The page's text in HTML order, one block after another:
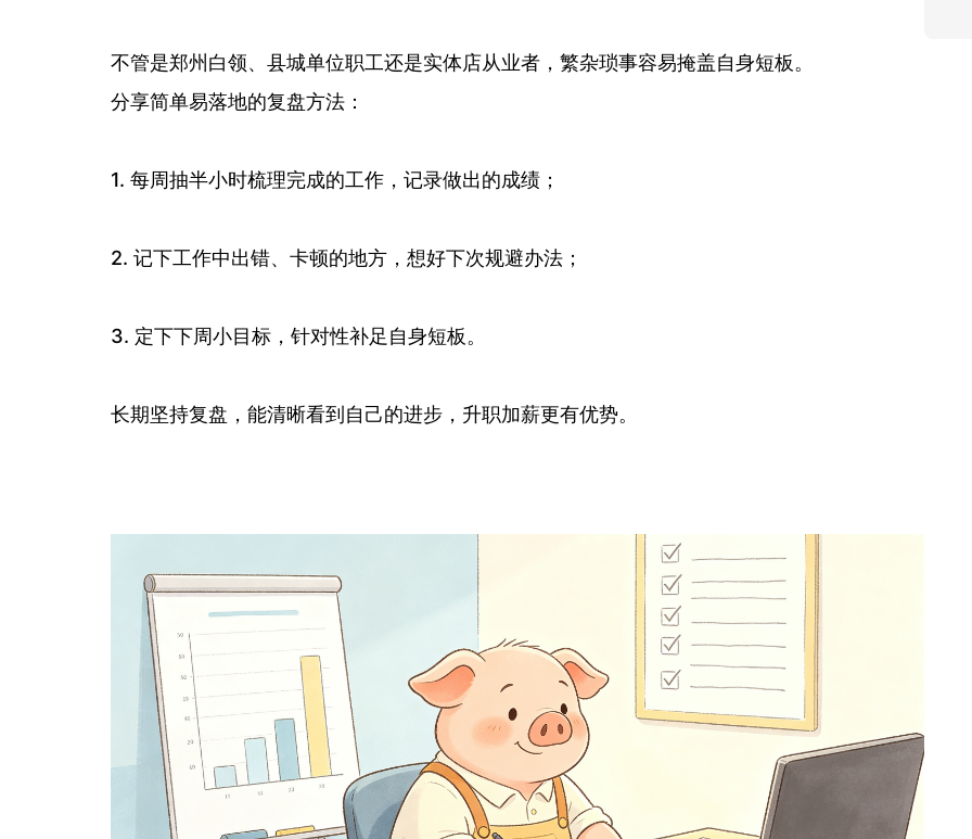
不管是郑州白领、县城单位职工还是实体店从业者，繁杂琐事容易掩盖自身短板。
分享简单易落地的复盘方法：
1. 每周抽半小时梳理完成的工作，记录做出的成绩；
2. 记下工作中出错、卡顿的地方，想好下次规避办法；
3. 定下下周小目标，针对性补足自身短板。
长期坚持复盘，能清晰看到自己的进步，升职加薪更有优势。